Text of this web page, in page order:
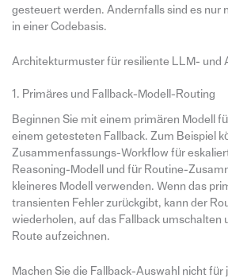
gesteuert werden. Andernfalls sind es nur
in einer Codebasis.
Architekturmuster für resiliente LLM- und
1. Primäres und Fallback-Modell-Routing
Beginnen Sie mit einem primären Modell
einem getesteten Fallback. Zum Beispiel
Zusammenfassungs-Workflow für
Reasoning-Modell und für Routine-
kleineres Modell verwenden. Wenn das
transienten Fehler zurückgibt, kann der
wiederholen, auf das Fallback umschalten
Route aufzeichnen.
Machen Sie die Fallback-Auswahl nicht für